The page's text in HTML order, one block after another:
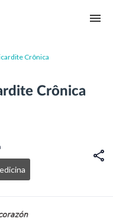
Crônica
Crônica